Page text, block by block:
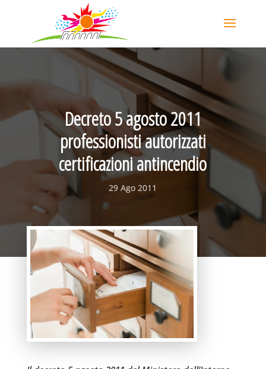
Decreto 5 agosto 2011
professionisti autorizzati
certificazioni antincendio
29 Ago 2011